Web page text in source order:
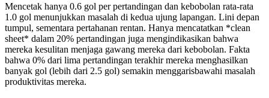
Mencetak hanya 0.6 gol per pertandingan dan kebobolan rata-rata
1.0 gol menunjukkan masalah di kedua ujung lapangan. Lini depan
tumpul, sementara pertahanan rentan. Hanya mencatatkan *clean
sheet* dalam 20% pertandingan juga mengindikasikan bahwa
mereka kesulitan menjaga gawang mereka dari kebobolan. Fakta
bahwa 0% dari lima pertandingan terakhir mereka menghasilkan
banyak gol (lebih dari 2.5 gol) semakin menggarisbawahi masalah
produktivitas mereka.